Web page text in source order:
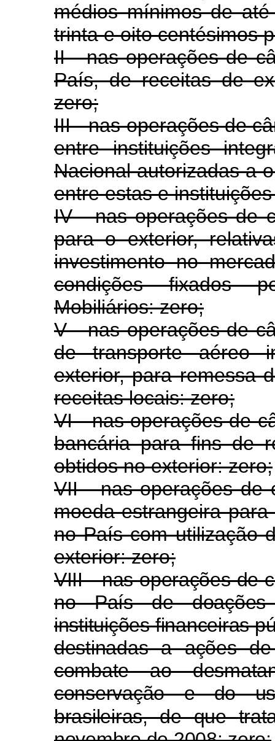
médios mínimos de
trinta e oito centésimos
II - nas operações de
País, de receitas de
zero;
III - nas operações de
entre instituições
Nacional autorizadas a
entre estas e
IV - nas operações de
para o exterior,
investimento no
condições fixados
Mobiliários: zero;
V - nas operações de
de transporte aéreo
exterior, para remessa
receitas locais: zero;
VI - nas operações de
bancária para fins de
obtidos no exterior: zero;
VII - nas operações de
moeda estrangeira
no País com utilização
exterior: zero;
VIII - nas operações de
no País de doações
instituições financeiras
destinadas a ações
combate ao
conservação e do
brasileiras, de que